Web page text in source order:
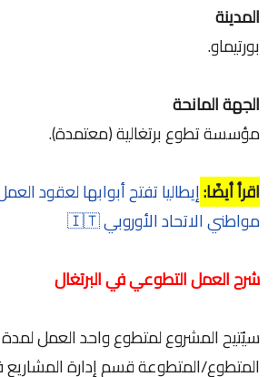
المدينة
بورتيماو.
الجهة المانحة
مؤسسة تطوع برتغالية (معتمدة).
اقرأ أيضًا:
مواطني الاتحاد الأوروبي 🇮🇹
شرح العمل التطوعي في البرتغال
المتطوع/المتطوعة قسم إدارة